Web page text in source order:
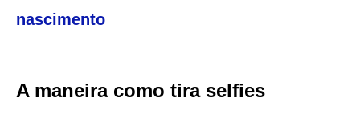
nascimento
A maneira como tira selfies